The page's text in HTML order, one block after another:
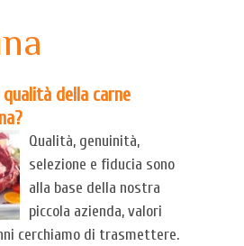
qualità della carne
Qualità, genuinità,
selezione e fiducia sono
alla base della nostra
piccola azienda, valori
cerchiamo di trasmettere.